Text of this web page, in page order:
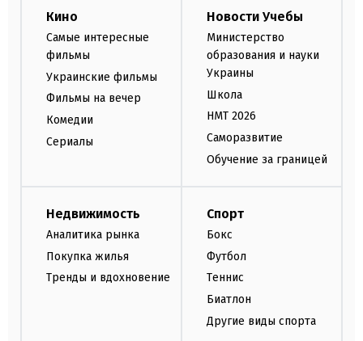
Кино
Самые интересные
фильмы
Украинские фильмы
Фильмы на вечер
Комедии
Сериалы
Новости Учебы
Министерство
образования и науки
Украины
Школа
НМТ 2026
Саморазвитие
Обучение за границей
Недвижимость
Аналитика рынка
Покупка жилья
Тренды и вдохновение
Спорт
Бокс
Футбол
Теннис
Биатлон
Другие виды спорта